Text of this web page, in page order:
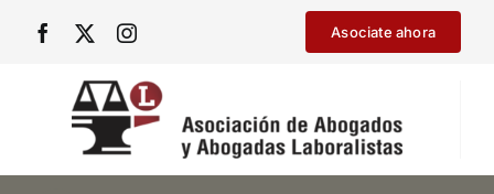
Asociate ahora